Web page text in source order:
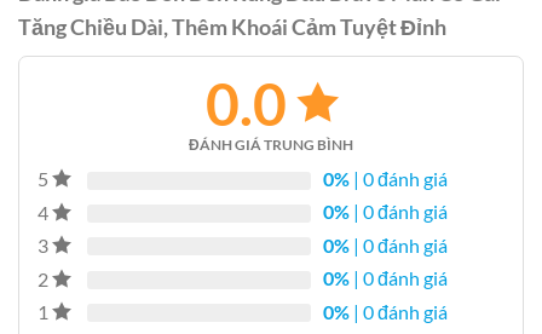
Tăng Chiều Dài, Thêm Khoái Cảm Tuyệt Đỉnh
0.0
ĐÁNH GIÁ TRUNG BÌNH
5 0% | 0 đánh giá
4
0% | 0 đánh giá
3
0% | 0 đánh giá
2
0% | 0 đánh giá
1
0% | 0 đánh giá